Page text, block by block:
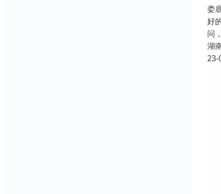
娄
好
问
湖
23-